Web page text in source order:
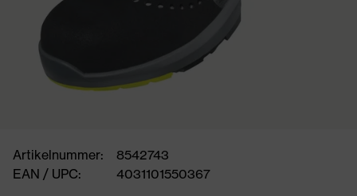
Artikelnummer:
8542743
EAN / UPC:
4031101550367